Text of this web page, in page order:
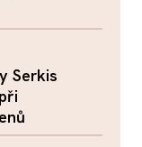
Serkis